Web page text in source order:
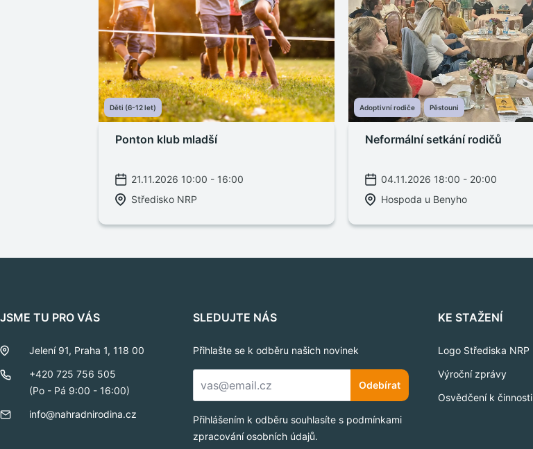
Děti (6-12 let)
Ponton klub mladší
21.11.2026 10:00 - 16:00
Středisko NRP
Adoptivní rodiče Pěstouni
Neformální setkání rodičů
04.11.2026 18:00 - 20:00
Hospoda u Benyho
JSME TU PRO VÁS
Jelení 91, Praha 1, 118 00
+420 725 756 505
(Po - Pá 9:00 - 16:00)
info@nahradnirodina.cz
SLEDUJTE NÁS
Přihlašte se k odběru našich novinek
E-
mail
Odebírat
Přihlášením k odběru souhlasíte s podmínkami
zpracování osobních údajů.
KE STAŽENÍ
Logo Střediska NRP
Výroční zprávy
Osvědčení k činnosti